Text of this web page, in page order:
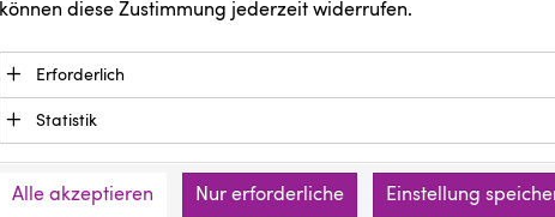
können diese Zustimmung jederzeit widerrufen.
Erforderlich
Essenzielle Cookies ermöglichen grundlegende Funktionen
Funktion der Website erforderlich. Diese Cookies speichern
Daten und werden an keine Dritten übermittelt.
Anbieter: Eigentümer der Website (Erstanbieter)
Statistik
verstehen, wie unsere Besucher unsere Website nutzen.
Alle akzeptieren Nur erforderliche Einstellung